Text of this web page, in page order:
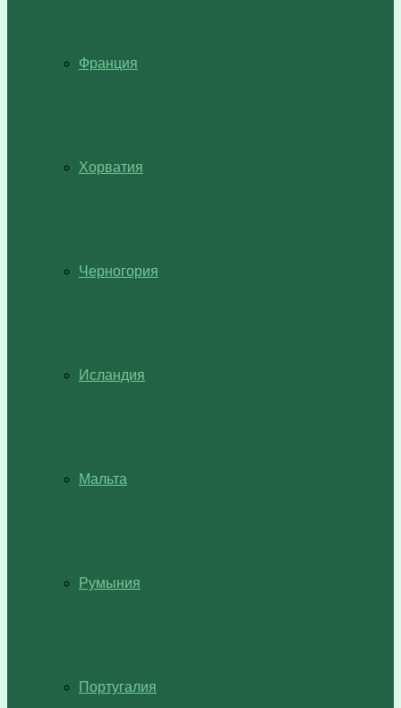
Франция
Хорватия
Черногория
Исландия
Мальта
Румыния
Португалия